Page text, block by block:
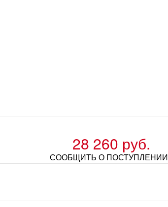
28 260 руб.
СООБЩИТЬ О ПОСТУПЛЕНИИ